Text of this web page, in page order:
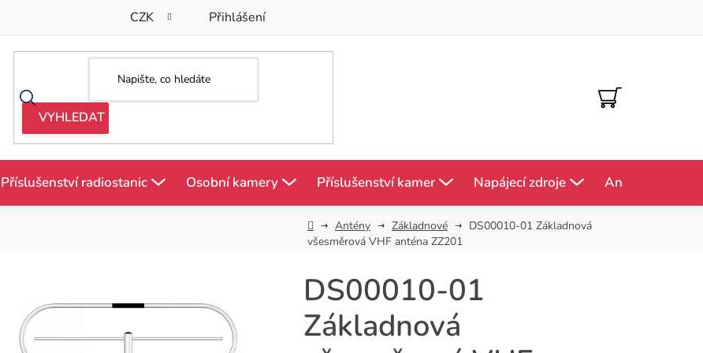
CZK Přihlášení
NÁKUPNÍ
KOŠÍK
Příslušenství radiostanic Osobní kamery Příslušenství kamer Napájecí zdroje Antény
DomůAntény Základnové
DS00010-01 Základnová
všesměrová VHF anténa ZZ201
DS00010-01
Základnová